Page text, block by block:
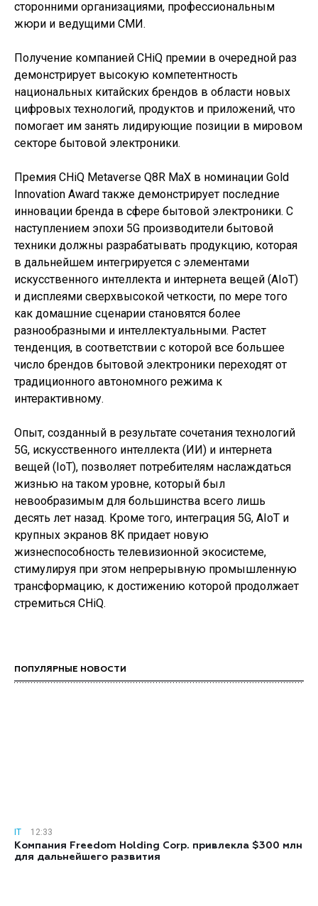
сторонними организациями, профессиональным
жюри и ведущими СМИ.
Получение компанией CHiQ премии в очередной раз
демонстрирует высокую компетентность
национальных китайских брендов в области новых
цифровых технологий, продуктов и приложений, что
помогает им занять лидирующие позиции в мировом
секторе бытовой электроники.
Премия CHiQ Metaverse Q8R MaX в номинации Gold
Innovation Award также демонстрирует последние
инновации бренда в сфере бытовой электроники. С
наступлением эпохи 5G производители бытовой
техники должны разрабатывать продукцию, которая
в дальнейшем интегрируется с элементами
искусственного интеллекта и интернета вещей (AIoT)
и дисплеями сверхвысокой четкости, по мере того
как домашние сценарии становятся более
разнообразными и интеллектуальными. Растет
тенденция, в соответствии с которой все большее
число брендов бытовой электроники переходят от
традиционного автономного режима к
интерактивному.
Опыт, созданный в результате сочетания технологий
5G, искусственного интеллекта (ИИ) и интернета
вещей (IoT), позволяет потребителям наслаждаться
жизнью на таком уровне, который был
невообразимым для большинства всего лишь
десять лет назад. Кроме того, интеграция 5G, AIoT и
крупных экранов 8K придает новую
жизнеспособность телевизионной экосистеме,
стимулируя при этом непрерывную промышленную
трансформацию, к достижению которой продолжает
стремиться CHiQ.
ПОПУЛЯРНЫЕ НОВОСТИ
IT
12:33
Компания Freedom Holding Corp. привлекла $300 млн
для дальнейшего развития